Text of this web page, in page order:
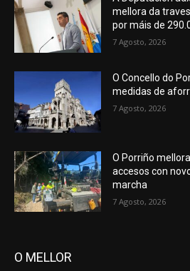
mellora da
por máis de
7 Agosto, 2026
O Concello do
medidas de
7 Agosto, 2026
O Porriño
accesos con
marcha
7 Agosto, 2026
O MELLOR